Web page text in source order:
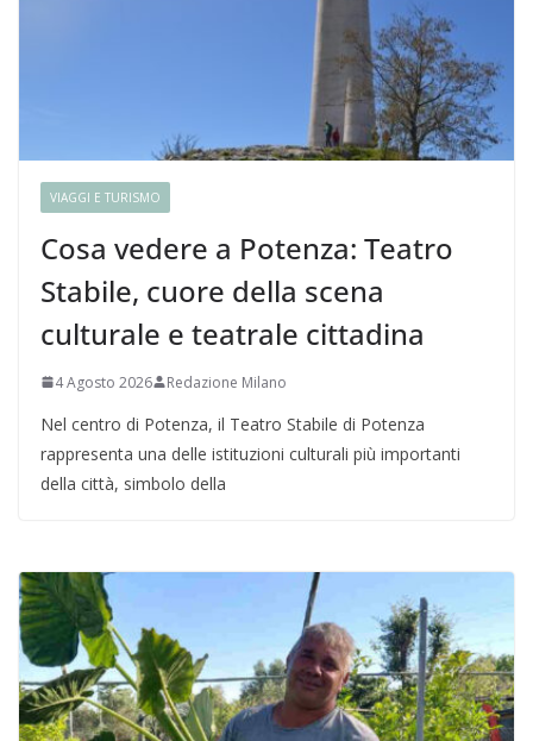
VIAGGI E TURISMO
Cosa vedere a Potenza: Teatro
Stabile, cuore della scena
culturale e teatrale cittadina
4 Agosto 2026 Redazione Milano
Nel centro di Potenza, il Teatro Stabile di Potenza
rappresenta una delle istituzioni culturali più importanti
della città, simbolo della